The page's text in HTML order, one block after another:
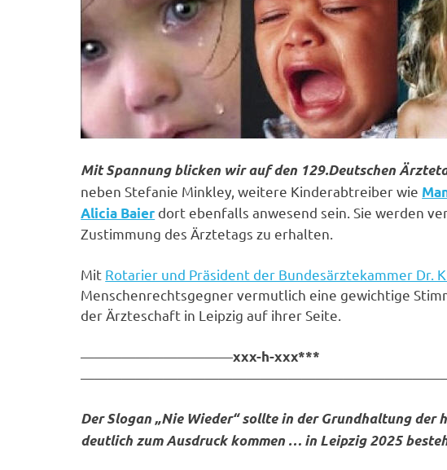
Mit Spannung blicken wir auf den 129.Deutschen
neben Stefanie Minkley, weitere Kinderabtreiber wie
Alicia Baier dort ebenfalls anwesend sein. Sie werden
Zustimmung des Ärztetags zu erhalten.
Mit Rotarier und Präsident der Bundesärztekammer Dr.
Menschenrechtsgegner vermutlich eine gewichtige
der Ärzteschaft in Leipzig auf ihrer Seite.
———————————xxx-h-xxx***
Der Slogan „Nie Wieder“ sollte in der Grundhaltung der
deutlich zum Ausdruck kommen … in Leipzig 2025